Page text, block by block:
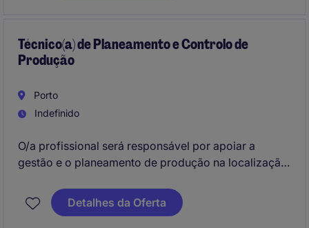
Técnico(a) de Planeamento e Controlo de
Produção
Porto
Indefinido
O/a profissional será responsável por apoiar a
gestão e o planeamento de produção na localização
Detalhes da Oferta